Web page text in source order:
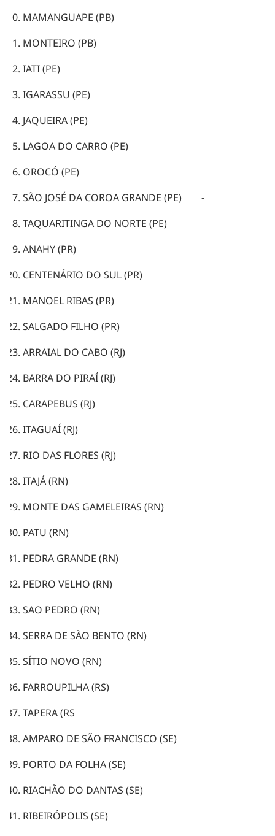
MAMANGUAPE (PB)
MONTEIRO (PB)
IATI (PE)
IGARASSU (PE)
JAQUEIRA (PE)
LAGOA DO CARRO (PE)
OROCÓ (PE)
SÃO JOSÉ DA COROA GRANDE (PE) -
TAQUARITINGA DO NORTE (PE)
ANAHY (PR)
CENTENÁRIO DO SUL (PR)
MANOEL RIBAS (PR)
SALGADO FILHO (PR)
ARRAIAL DO CABO (RJ)
BARRA DO PIRAÍ (RJ)
CARAPEBUS (RJ)
ITAGUAÍ (RJ)
RIO DAS FLORES (RJ)
ITAJÁ (RN)
MONTE DAS GAMELEIRAS (RN)
PATU (RN)
PEDRA GRANDE (RN)
PEDRO VELHO (RN)
SAO PEDRO (RN)
SERRA DE SÃO BENTO (RN)
SÍTIO NOVO (RN)
FARROUPILHA (RS)
TAPERA (RS
AMPARO DE SÃO FRANCISCO (SE)
PORTO DA FOLHA (SE)
RIACHÃO DO DANTAS (SE)
RIBEIRÓPOLIS (SE)